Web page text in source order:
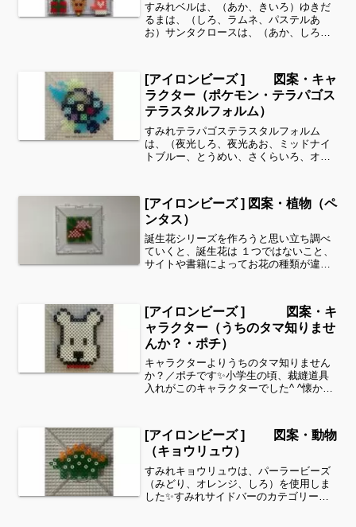
すみれベルは、（あか、きいろ）ゆきだ
るまは、（しろ、ラムネ、パステルあ
お）サンタクロースは、（あか、しろ、
は、（あか、みどり、きいろ、きみど
り、むらさき、オレンジ）靴下・...
[アイロンビーズ ] 図案・キャ
ラクター（ポケモン・テラパゴス
テラスタルフォルム）
すみれテラパゴステラスタルフォルム
は、（夜光しろ、夜光あお、ミッドナイ
トブルー、とうめい、さくらいろ、オリ
パステルみどり、あか、パステルあお）
全てパーラービーズを使用し...
[アイロンビーズ ] 図案・植物（ペ
ンタス）
誕生花シリーズを作ろうと思い立ち調べ
ていくと、誕生花は １つではないこと、
サイトや書籍によってお花の種類が違う
ますね✨ここで紹介する誕生花は、いく
つかの資料の中から私が...
[アイロンビーズ ] 図案・キ
ャラクター（うちのタマ知りませ
んか？・ポチ）
キャラクターよりうちのタマ知りません
か？／ポチです✨小学生の頃、裁縫道具
入れがこのキャラクターでした^ ^懐かし
いに注意してくださいね。これくらいの
サイズは子ども...
[アイロンビーズ ] 図案・動物
（キョウリュウ）
すみれキョウリュウは、パーラービーズ
（みどり、オレンジ、しろ）を使用しま
した✨すみれサイドバーのカテゴリー欄